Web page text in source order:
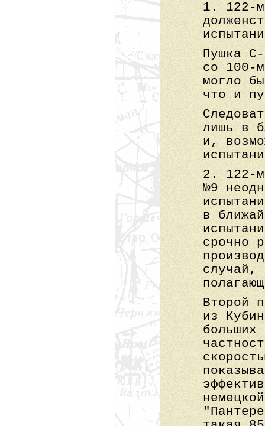
1. 122-
Пушка
со 100-
могло
что и
лишь в
и,
2. 122-
№9
в
срочно
случай,
Второй
из
больших